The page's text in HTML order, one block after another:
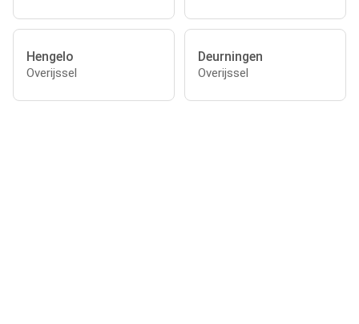
Hengelo
Overijssel
Deurningen
Overijssel